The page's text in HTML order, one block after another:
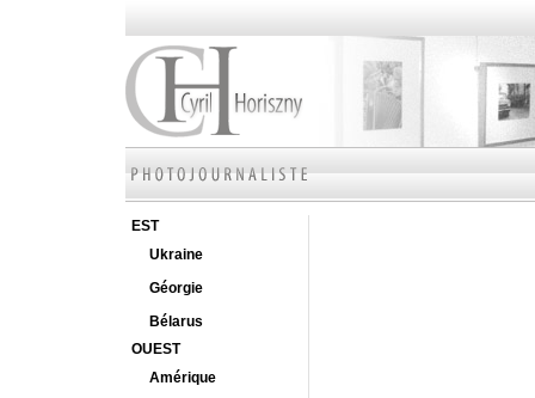
EST
Ukraine
Géorgie
Bélarus
OUEST
Amérique